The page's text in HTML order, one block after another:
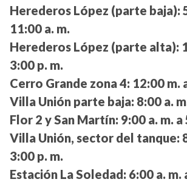
Herederos López (parte baja):
11:00 a. m.
Herederos López (parte alta):
3:00 p. m.
Cerro Grande zona 4: 12:00 m.
Villa Unión parte baja: 8:00 a.
Flor 2 y San Martín: 9:00 a. m. a
Villa Unión, sector del tanque:
3:00 p. m.
Estación La Soledad: 6:00 a. m.